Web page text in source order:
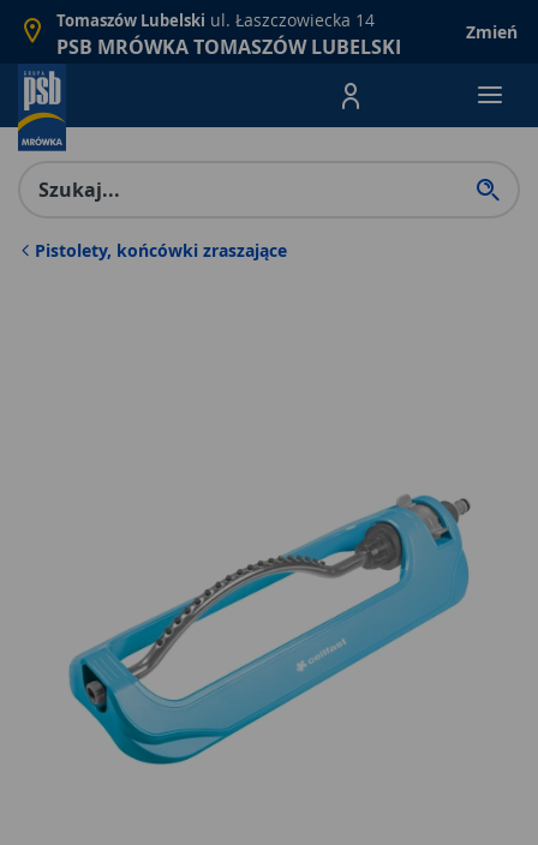
Tomaszów Lubelski ul. Łaszczowiecka 14
PSB MRÓWKA TOMASZÓW LUBELSKI
Zmień
Menu Produktów,
Pistolety, końcówki zraszające